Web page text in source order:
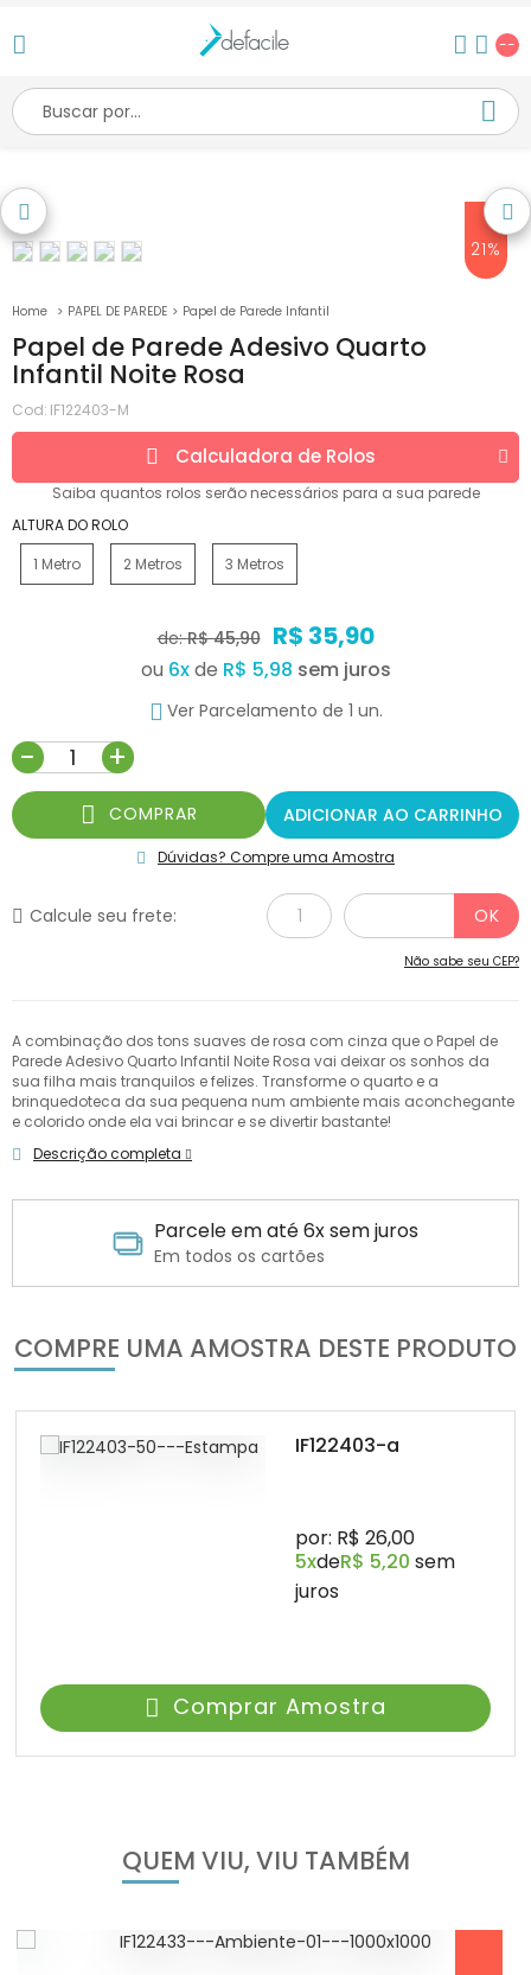
--
21%
PAPEL DE PAREDE Papel de Parede Infantil
Papel de Parede Adesivo Quarto
Infantil Noite Rosa
Cod: IF122403-M
Calculadora de Rolos
Saiba quantos rolos serão necessários para a sua parede
ALTURA DO ROLO
1 Metro
2 Metros 3 Metros
de:R$ 45,90 R$ 35,90
ou 6xde R$ 5,98
Ver Parcelamento de 1 un.
- +
COMPRAR ADICIONAR AO CARRINHO
Dúvidas? Compre uma Amostra
Calcule seu frete:
Não sabe seu CEP?
A combinação dos tons suaves de rosa com cinza que o Papel de
Parede Adesivo Quarto Infantil Noite Rosa vai deixar os sonhos da
sua filha mais tranquilos e felizes. Transforme o quarto e a
brinquedoteca da sua pequena num ambiente mais aconchegante
e colorido onde ela vai brincar e se divertir bastante!
Descrição completa
Site 100% Seguro
COMPRE UMA AMOSTRA DESTE PRODUTO
IF122403-a
por: R$ 26,00
5xdeR$ 5,20 sem
juros
Comprar Amostra
QUEM VIU, VIU TAMBÉM